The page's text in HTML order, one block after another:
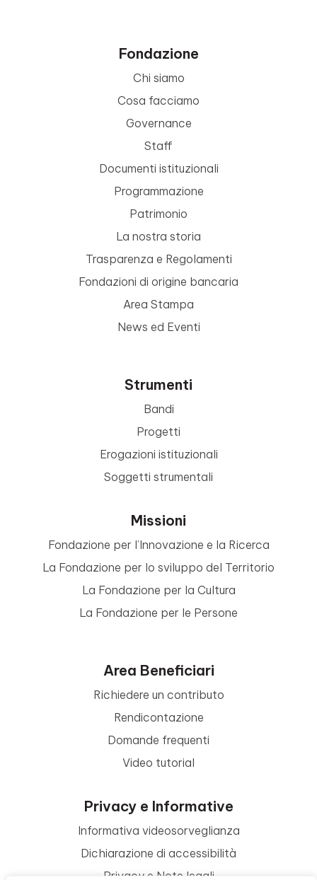
Fondazione
Chi siamo
Cosa facciamo
Governance
Staff
Documenti istituzionali
Programmazione
Patrimonio
La nostra storia
Trasparenza e Regolamenti
Fondazioni di origine bancaria
Area Stampa
News ed Eventi
Strumenti
Bandi
Progetti
Erogazioni istituzionali
Soggetti strumentali
Missioni
Fondazione per l’Innovazione e la Ricerca
La Fondazione per lo sviluppo del Territorio
La Fondazione per la Cultura
La Fondazione per le Persone
Area Beneficiari
Richiedere un contributo
Rendicontazione
Domande frequenti
Video tutorial
Privacy e Informative
Informativa videosorveglianza
Dichiarazione di accessibilità
Privacy e Note legali